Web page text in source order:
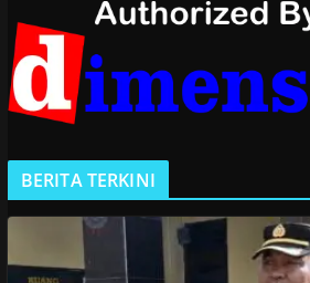
BERITA TERKINI